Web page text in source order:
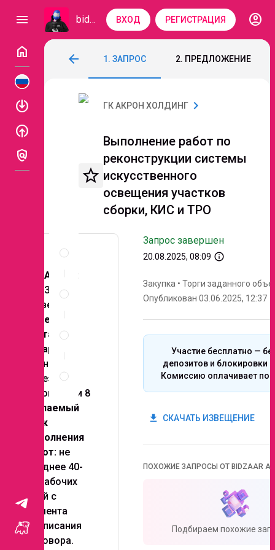
menu bidzaar ВХОД РЕГИСТРАЦИЯ
account_circle
home
enable
enable
policy
arrow_back
Выполнение работ по реконструкции
1. ЗАПРОС 2. ПРЕДЛОЖЕНИЕ
Спецификация
запроса
ГК АКРОН ХОЛДИНГ chevron_right
star_border
Выполнение работ по
реконструкции системы
искусственного
освещения участков
сборки, КИС и ТРО
ЗАКАЗЧИК:
АО “Завод
“Инвертор”
Адрес
поставки
товара:
Оренбург,
проезд
Автоматики 8
Желаемый
срок
выполнения
работ: не
позднее 40-
ка рабочих
дней с
момента
подписания
договора.
Запрос завершен
20.08.2025, 08:09 info_outline
Закупка • Торги заданного
Опубликован 03.06.2025, 12:37
Участие бесплатно —
депозитов и блокировки
Комиссию оплачивает
get_app СКАЧАТЬ ИЗВЕЩЕНИЕ
ПОХОЖИЕ ЗАПРОСЫ ОТ BIDZAAR AI
Подбираем похожие